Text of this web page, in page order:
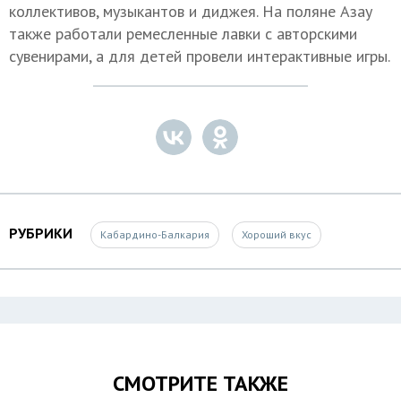
коллективов, музыкантов и диджея. На поляне Азау
также работали ремесленные лавки с авторскими
сувенирами, а для детей провели интерактивные игры.
РУБРИКИ Кабардино-Балкария Хороший вкус
СМОТРИТЕ ТАКЖЕ